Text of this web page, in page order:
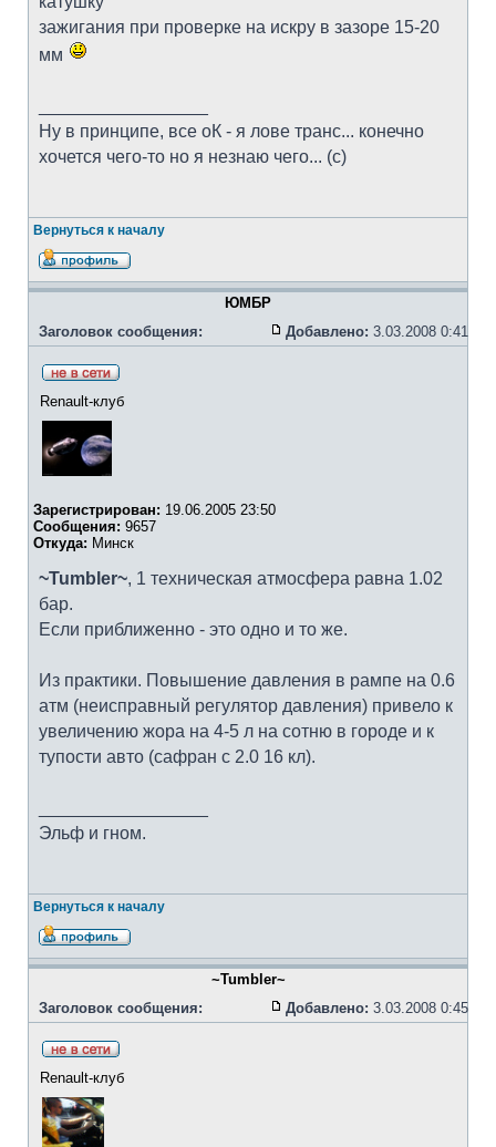
зажигания при проверке на искру в зазоре 15-20
мм
Ну в принципе, все оК - я лове транс... конечно
хочется чего-то но я незнаю чего... (с)
Вернуться к началу
ЮМБР
Заголовок сообщения:
Добавлено: 3.03.2008 0:41
Renault-клуб
Зарегистрирован: 19.06.2005 23:50
Сообщения: 9657
Откуда: Минск
~Tumbler~, 1 техническая атмосфера равна 1.02
бар.
Если приближенно - это одно и то же.
Из практики. Повышение давления в рампе на 0.6
атм (неисправный регулятор давления) привело к
увеличению жора на 4-5 л на сотню в городе и к
тупости авто (сафран с 2.0 16 кл).
Эльф и гном.
Вернуться к началу
~Tumbler~
Заголовок сообщения:
Добавлено: 3.03.2008 0:45
Renault-клуб